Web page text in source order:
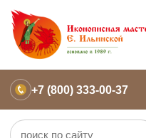
+7 (800) 333-00-37